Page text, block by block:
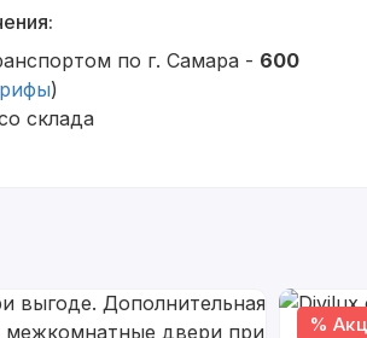
по г. Самара - 600
)
склада
%